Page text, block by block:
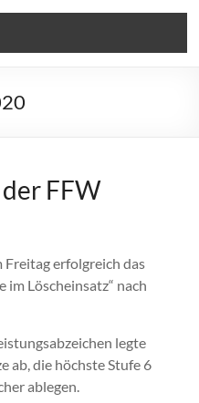
FFW
Freitag erfolgreich das
im Löscheinsatz“ nach
legte
ab, die höchste Stufe 6
ablegen.